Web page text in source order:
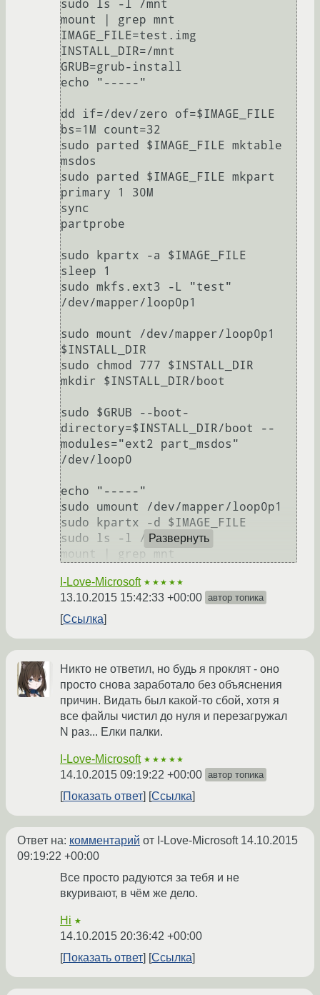
sudo ls -l /mnt
mount | grep mnt
IMAGE_FILE=test.img
INSTALL_DIR=/mnt
GRUB=grub-install
echo "-----"
dd if=/dev/zero of=$IMAGE_FILE
bs=1M count=32
sudo parted $IMAGE_FILE mktable
msdos
sudo parted $IMAGE_FILE mkpart
primary 1 30M
sync
partprobe
sudo kpartx -a $IMAGE_FILE
sleep 1
sudo mkfs.ext3 -L "test"
/dev/mapper/loop0p1
sudo mount /dev/mapper/loop0p1
$INSTALL_DIR
sudo chmod 777 $INSTALL_DIR
mkdir $INSTALL_DIR/boot
sudo $GRUB --boot-
directory=$INSTALL_DIR/boot --
modules="ext2 part_msdos"
/dev/loop0
echo "-----"
sudo umount /dev/mapper/loop0p1
sudo kpartx -d $IMAGE_FILE
sudo ls -l /mnt
mount | grep mnt
Развернуть
I-Love-Microsoft ★★★★★
13.10.2015 15:42:33 +00:00 автор топика
Ссылка
Никто не ответил, но будь я проклят - оно
просто снова заработало без объяснения
причин. Видать был какой-то сбой, хотя я
все файлы чистил до нуля и перезагружал
N раз... Елки палки.
I-Love-Microsoft ★★★★★
14.10.2015 09:19:22 +00:00 автор топика
Показать ответ Ссылка
Ответ на: комментарий от I-Love-Microsoft 14.10.2015
09:19:22 +00:00
Все просто радуются за тебя и не
вкуривают, в чём же дело.
Hi ★
14.10.2015 20:36:42 +00:00
Показать ответ
Ссылка